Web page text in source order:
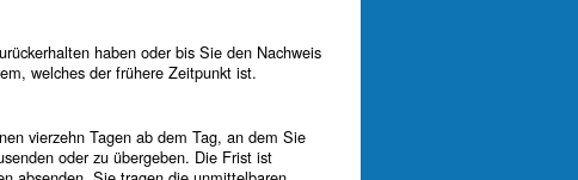
haben oder bis Sie den Nachweis
welches der frühere Zeitpunkt ist.
vierzehn Tagen ab dem Tag, an dem Sie
oder zu übergeben. Die Frist ist